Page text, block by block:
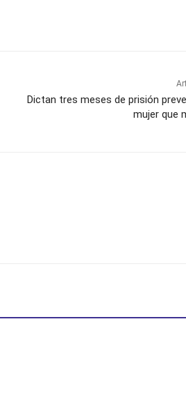
Dictan tres meses de prisión
mujer que